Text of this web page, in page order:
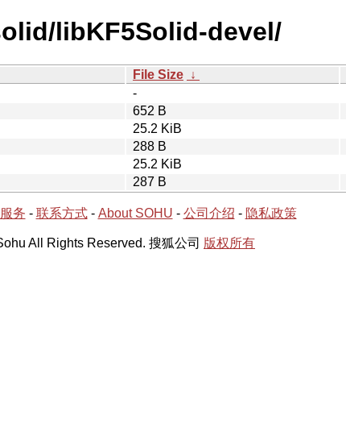
libKF5Solid-devel/
File Size ↓
-
652 B
25.2 KiB
288 B
25.2 KiB
287 B
务 - 联系方式- About SOHU - 公司介绍 - 隐私政策
All Rights Reserved. 搜狐公司 版权所有